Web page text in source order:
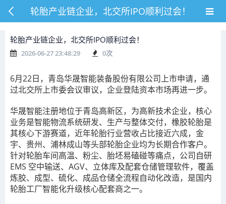
轮胎产业链企业，北交所IPO顺利过会！
轮胎产业链企业，北交所IPO顺利过会！
2026-06-27 23:48:29 0次
6月22日，青岛华晟智能装备股份有限公司上市申请，通
过北交所上市委会议审议，企业登陆资本市场再进一步。
华晟智能注册地位于青岛高新区，为高新技术企业，核心
业务是智能物流系统研发、生产与整体交付，橡胶轮胎是
其核心下游赛道，近年轮胎行业营收占比接近六成，金
宇、贵州、浦林成山等头部轮胎企业均为长期合作客户。
针对轮胎车间高温、粉尘、胎坯易磕碰等痛点，公司自研
EMS 空中输送、AGV、立体库及配套仓储管理软件，覆盖
炼胶、成型、硫化、成品仓储全流程自动化改造，是国内
轮胎工厂智能化升级核心配套商之一。